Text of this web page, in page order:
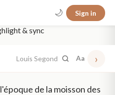
🌙 Sign in
& sync
Louis Segond Aa ›
de la moisson des